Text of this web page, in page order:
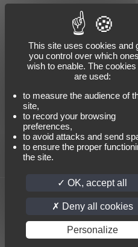
78 rue
74000
Tél : +33 (0)4
Email :
NOUS
© 2025 COMP'AUT Tous
|Politique de
This site uses cookies and
you control over which
wish to enable. The cookies
are used:
to measure the audience of
site,
to record your browsing
preferences,
to avoid attacks and send
to ensure the proper
the site.
OK, accept all
Deny all cookies
Personalize